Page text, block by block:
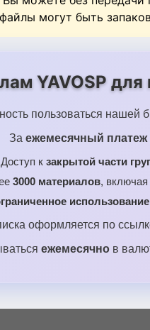
могут быть
YAVOSP
пользоваться нашей
За ежемесячный платеж
Доступ к закрытой части
3000 материалов,
использование
оформляется по
ежемесячно в